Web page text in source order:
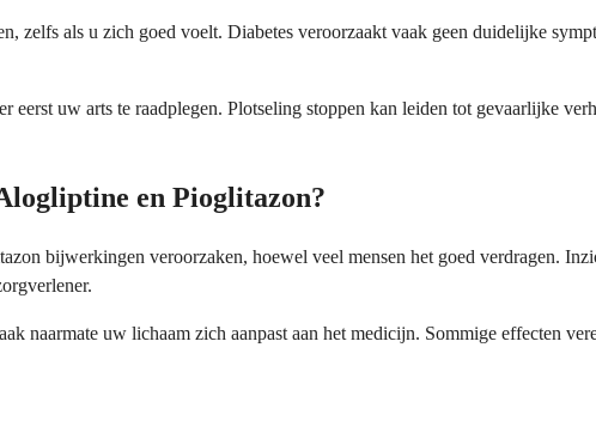
zelfs als u zich goed voelt. Diabetes veroorzaakt vaak geen duidelijke
eerst uw arts te raadplegen. Plotseling stoppen kan leiden tot gevaarlijke
en Pioglitazon?
bijwerkingen veroorzaken, hoewel veel mensen het goed verdragen.
naarmate uw lichaam zich aanpast aan het medicijn. Sommige effecten